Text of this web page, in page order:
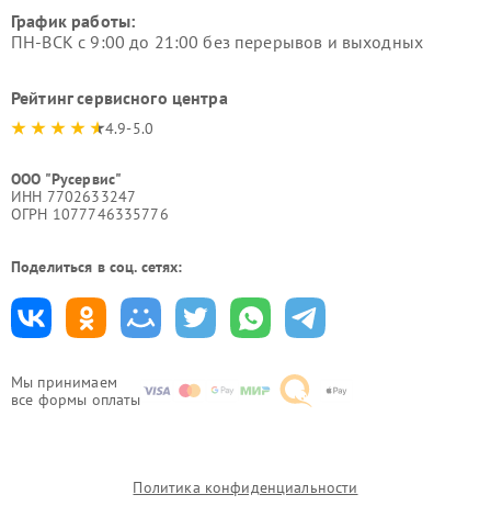
Мы принимаем
все формы оплаты
График работы:
ПН-ВСК с 9:00 до 21:00 без перерывов и выходных
Рейтинг сервисного центра
4.9-5.0
ООО "Русервис"
ИНН 7702633247
ОГРН 1077746335776
Поделиться в соц. сетях:
Политика конфиденциальности